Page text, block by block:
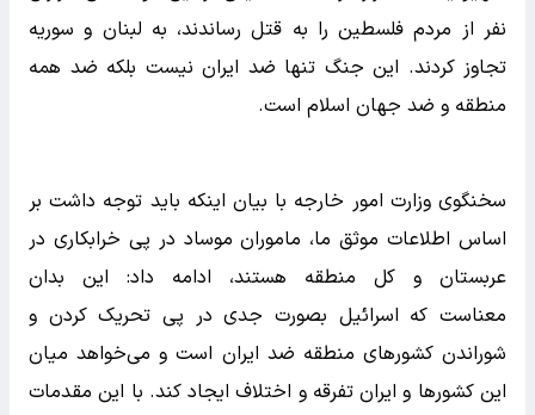
نفر از مردم فلسطین را به قتل رساندند، به لبنان و سوریه
تجاوز کردند. این جنگ تنها ضد ایران نیست بلکه ضد همه
منطقه و ضد جهان اسلام است.
سخنگوی وزارت امور خارجه با بیان اینکه باید توجه داشت بر
اساس اطلاعات موثق ما، ماموران موساد در پی خرابکاری در
عربستان و کل منطقه هستند، ادامه داد: این بدان
معناست که اسرائیل بصورت جدی در پی تحریک کردن و
شوراندن کشورهای منطقه ضد ایران است و می‌خواهد میان
این کشورها و ایران تفرقه و اختلاف ایجاد کند. با این مقدمات